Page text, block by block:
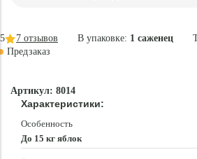
В упаковке: 1 саженец
5 7 отзывов
Предзаказ
Артикул: 8014
Характеристики:
Особенность
До 15 кг яблок